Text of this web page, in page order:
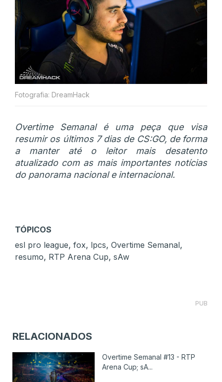
Fotografia: DreamHack
Overtime Semanal é uma peça que visa
resumir os últimos 7 dias de CS:GO, de forma
a manter até o leitor mais desatento
atualizado com as mais importantes notícias
do panorama nacional e internacional.
TÓPICOS
esl pro league, fox, lpcs, Overtime Semanal,
resumo, RTP Arena Cup, sAw
PUB
RELACIONADOS
Overtime Semanal #13 - RTP
Arena Cup; sA...